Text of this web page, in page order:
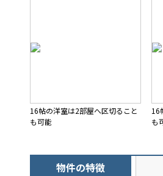
16帖の洋室は2部屋へ区切ること
も可能
16
も
物件の特徴